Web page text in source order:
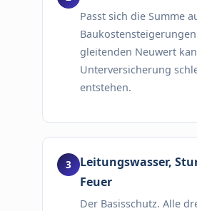
Passt sich die Summe
gleitenden Neuwert
Unterversicherung
entstehen.
Leitungswasser,
Feuer
Der Basisschutz. Alle